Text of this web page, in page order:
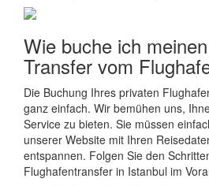
Wie buche ich
Transfer vom
Die Buchung Ihres privaten
ganz einfach. Wir bemühen uns,
Service zu bieten. Sie müssen
unserer Website mit Ihren
entspannen. Folgen Sie den
Flughafentransfer in Istanbul im